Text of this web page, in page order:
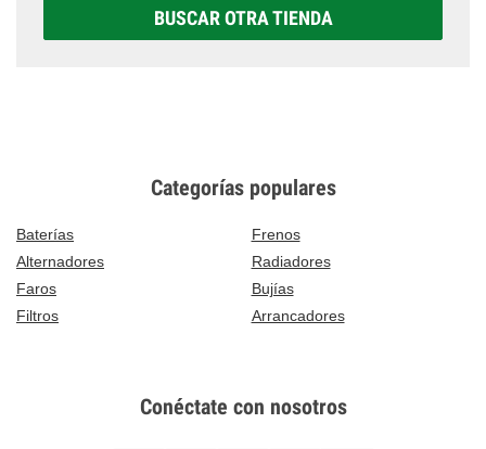
BUSCAR OTRA TIENDA
Categorías populares
Baterías
Frenos
Alternadores
Radiadores
Faros
Bujías
Filtros
Arrancadores
Conéctate con nosotros